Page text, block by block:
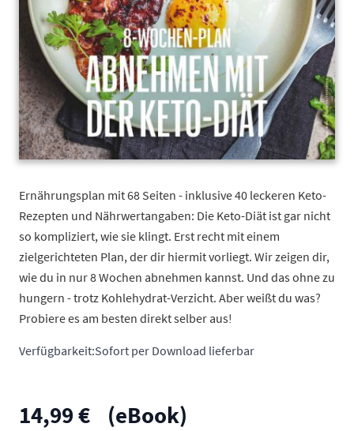
Ernährungsplan mit 68 Seiten - inklusive 40 leckeren Keto-
Rezepten und Nährwertangaben: Die Keto-Diät ist gar nicht
so kompliziert, wie sie klingt. Erst recht mit einem
zielgerichteten Plan, der dir hiermit vorliegt. Wir zeigen dir,
wie du in nur 8 Wochen abnehmen kannst. Und das ohne zu
hungern - trotz Kohlehydrat-Verzicht. Aber weißt du was?
Probiere es am besten direkt selber aus!
Verfügbarkeit:Sofort per Download lieferbar
14,99 € (eBook)